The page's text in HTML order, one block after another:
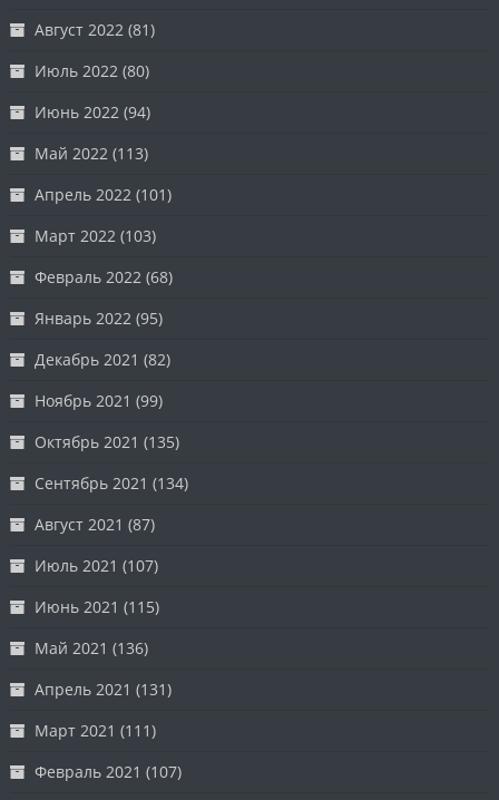
Август 2022 (81)
Июль 2022 (80)
Июнь 2022 (94)
Май 2022 (113)
Апрель 2022 (101)
Март 2022 (103)
Февраль 2022 (68)
Январь 2022 (95)
Декабрь 2021 (82)
Ноябрь 2021 (99)
Октябрь 2021 (135)
Сентябрь 2021 (134)
Август 2021 (87)
Июль 2021 (107)
Июнь 2021 (115)
Май 2021 (136)
Апрель 2021 (131)
Март 2021 (111)
Февраль 2021 (107)